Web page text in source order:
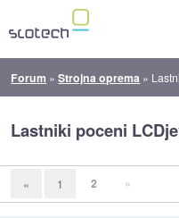
Forum »Strojna oprema »
Lastniki poceni
« 1 2 »